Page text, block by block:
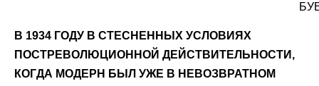
В 1934 ГОДУ В СТЕСНЕННЫХ УСЛОВИЯХ
ПОСТРЕВОЛЮЦИОННОЙ ДЕЙСТВИТЕЛЬНОСТИ,
КОГДА МОДЕРН БЫЛ УЖЕ В НЕВОЗВРАТНОМ